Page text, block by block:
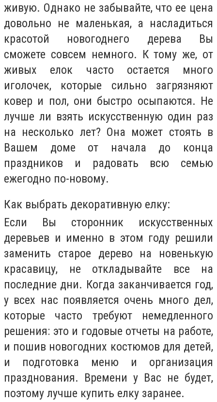
живую. Однако не забывайте, что ее цена
довольно не маленькая, а насладиться
красотой новогоднего дерева Вы
сможете совсем немного. К тому же, от
живых елок часто остается много
иголочек, которые сильно загрязняют
ковер и пол, они быстро осыпаются. Не
лучше ли взять искусственную один раз
на несколько лет? Она может стоять в
Вашем доме от начала до конца
праздников и радовать всю семью
ежегодно по-новому.
Как выбрать декоративную елку:
Если Вы сторонник искусственных
деревьев и именно в этом году решили
заменить старое дерево на новенькую
красавицу, не откладывайте все на
последние дни. Когда заканчивается год,
у всех нас появляется очень много дел,
которые часто требуют немедленного
решения: это и годовые отчеты на работе,
и пошив новогодних костюмов для детей,
и подготовка меню и организация
празднования. Времени у Вас не будет,
поэтому лучше купить елку заранее.